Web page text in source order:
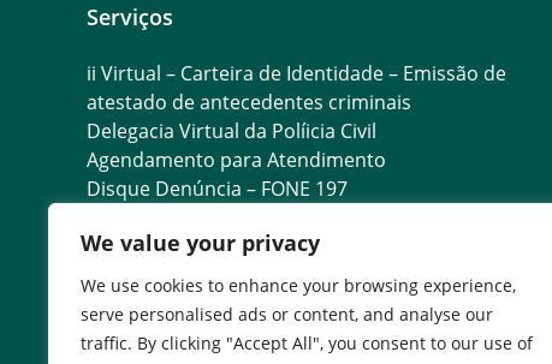
We value your privacy
We use cookies to enhance your browsing experience,
serve personalised ads or content, and analyse our
traffic. By clicking "Accept All", you consent to our use of
Serviços
ii Virtual – Carteira de Identidade – Emissão de
atestado de antecedentes criminais
Delegacia Virtual da Políicia Civil
Agendamento para Atendimento
Disque Denúncia – FONE 197
Compliance da Polícia Civil
Telefones da Polícia Civil
Homenagens da Polícia Civil
Locais para Recebimento de Adolescentes Infratores